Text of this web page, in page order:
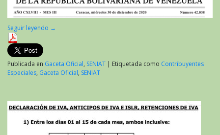
Seguir leyendo →
Publicada en Gaceta Oficial, SENIAT | Etiquetada como Contribuyentes
Especiales, Gaceta Oficial, SENIAT